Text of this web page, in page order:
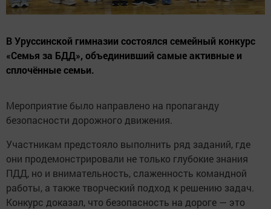
В Уруссинской гимназии состоялся семейный конкурс
«Семья за БДД», объединивший самые активные и
сплочённые семьи.
Мероприятие было направлено на пропаганду
безопасности дорожного движения.
Участникам предстояло выполнить ряд заданий, где
они продемонстрировали не только глубокие знания
ПДД, но и внимательность, слаженность командной
работы, а также творческий подход к решению задач.
Конкурс доказал, что безопасность на дороге — это